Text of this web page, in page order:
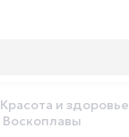
Красота и здоровье
Воскоплавы